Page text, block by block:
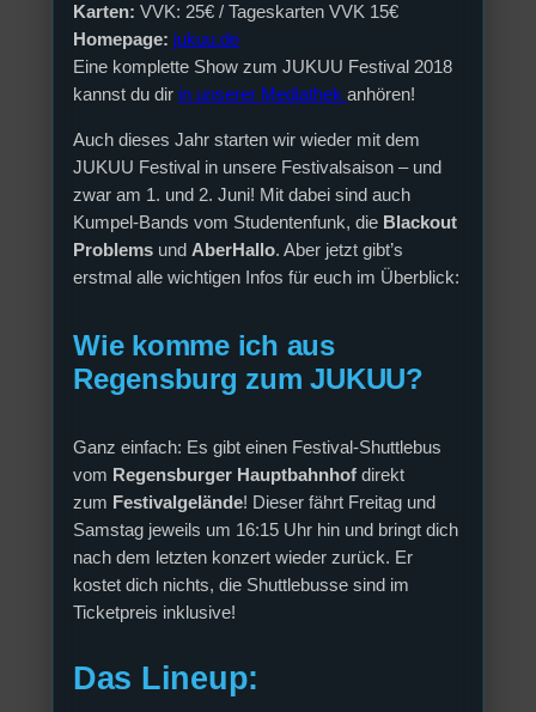
Karten: VVK: 25€ / Tageskarten VVK 15€
Homepage: jukuu.de
Eine komplette Show zum JUKUU Festival 2018
kannst du dir in unserer Mediathek anhören!
Auch dieses Jahr starten wir wieder mit dem
JUKUU Festival in unsere Festivalsaison – und
zwar am 1. und 2. Juni! Mit dabei sind auch
Kumpel-Bands vom Studentenfunk, die Blackout
Problems und AberHallo. Aber jetzt gibt’s
erstmal alle wichtigen Infos für euch im Überblick:
Wie komme ich aus
Regensburg zum JUKUU?
Ganz einfach: Es gibt einen Festival-Shuttlebus
vom Regensburger Hauptbahnhof direkt
zum Festivalgelände! Dieser fährt Freitag und
Samstag jeweils um 16:15 Uhr hin und bringt dich
nach dem letzten konzert wieder zurück. Er
kostet dich nichts, die Shuttlebusse sind im
Ticketpreis inklusive!
Das Lineup: